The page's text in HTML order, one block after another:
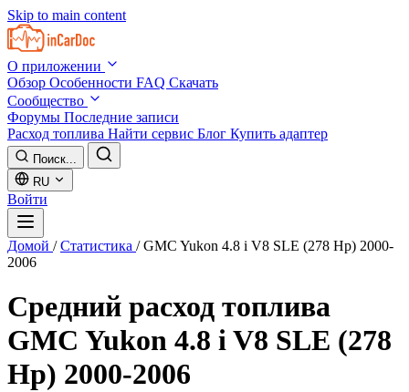
Skip to main content
О приложении
Обзор Особенности FAQ Скачать
Сообщество
Форумы Последние записи
Расход топлива Найти сервис Блог Купить адаптер
Поиск...
RU
Войти
Домой / Статистика / GMC Yukon 4.8 i V8 SLE (278 Hp) 2000-
2006
Средний расход топлива
GMC Yukon 4.8 i V8 SLE (278
Hp) 2000-2006